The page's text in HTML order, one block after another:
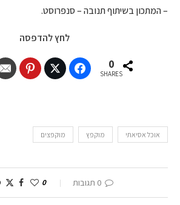
– המתכון בשיתוף תנובה – סנפרוסט.
לחץ להדפסה
0
SHARES
אוכל אסיאתי מוקפץ מוקפצים
0 תגובות 0